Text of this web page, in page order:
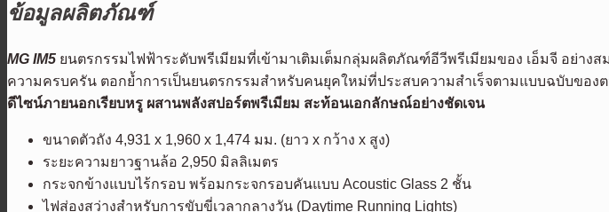
ข้อมูลผลิตภัณฑ์
MG IM5 ยนตรกรรมไฟฟ้าระดับพรีเมียมที่เข้ามาเติมเต็มกลุ่มผลิตภัณฑ์อีวีพรีเมียมของ เอ็มจี อย่
ความครบครัน ตอกย้ำการเป็นยนตรกรรมสำหรับคนยุคใหม่ที่ประสบความสำเร็จตามแบบฉบับของต
ดีไซน์ภายนอกเรียบหรู ผสานพลังสปอร์ตพรีเมียม สะท้อนเอกลักษณ์อย่างชัดเจน
ขนาดตัวถัง 4,931 x 1,960 x 1,474 มม. (ยาว x กว้าง x สูง)
ระยะความยาวฐานล้อ 2,950 มิลลิเมตร
กระจกข้างแบบไร้กรอบ พร้อมกระจกรอบคันแบบ Acoustic Glass 2 ชั้น
ไฟส่องสว่างสำหรับการขับขี่เวลากลางวัน (Daytime Running Lights)